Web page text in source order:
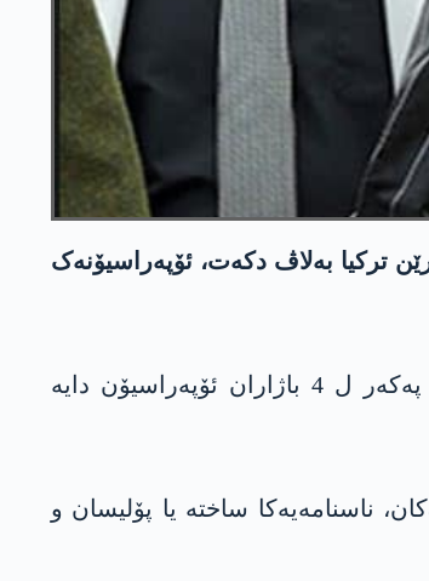
ترکیا بەلاڤ دکەت، ئۆپەراسیۆنەک
ھاتە راگھاندن کو ھێزێن ئەولەکاریێ، ناڤەندا وێ ل ئافیۆنێ، دژی ئەندام و لایەنگرێن گرووپا مافیایی یا سەدات پەکەر ل 4 باژاران ئۆپەراسیۆن دایە
ناسنامەیەکا ساختە یا پۆلیسان و